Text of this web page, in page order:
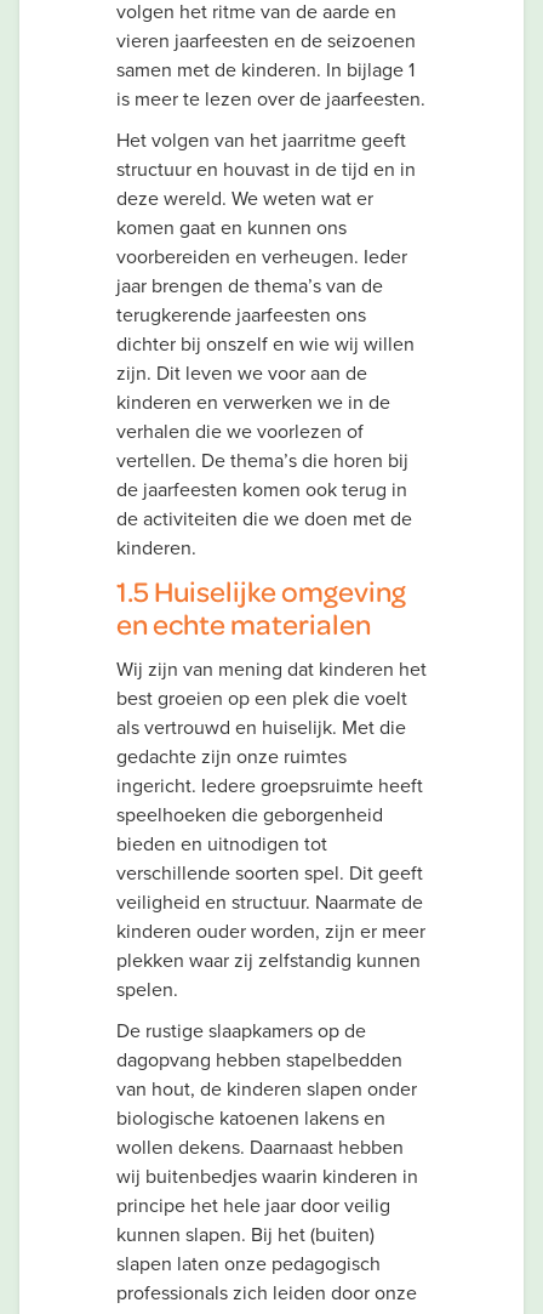
volgen het ritme van de aarde en
vieren jaarfeesten en de seizoenen
samen met de kinderen. In bijlage 1
is meer te lezen over de jaarfeesten.
Het volgen van het jaarritme geeft
structuur en houvast in de tijd en in
deze wereld. We weten wat er
komen gaat en kunnen ons
voorbereiden en verheugen. Ieder
jaar brengen de thema’s van de
terugkerende jaarfeesten ons
dichter bij onszelf en wie wij willen
zijn. Dit leven we voor aan de
kinderen en verwerken we in de
verhalen die we voorlezen of
vertellen. De thema’s die horen bij
de jaarfeesten komen ook terug in
de activiteiten die we doen met de
kinderen.
1.5 Huiselijke omgeving
en echte materialen
Wij zijn van mening dat kinderen het
best groeien op een plek die voelt
als vertrouwd en huiselijk. Met die
gedachte zijn onze ruimtes
ingericht. Iedere groepsruimte heeft
speelhoeken die geborgenheid
bieden en uitnodigen tot
verschillende soorten spel. Dit geeft
veiligheid en structuur. Naarmate de
kinderen ouder worden, zijn er meer
plekken waar zij zelfstandig kunnen
spelen.
De rustige slaapkamers op de
dagopvang hebben stapelbedden
van hout, de kinderen slapen onder
biologische katoenen lakens en
wollen dekens. Daarnaast hebben
wij buitenbedjes waarin kinderen in
principe het hele jaar door veilig
kunnen slapen. Bij het (buiten)
slapen laten onze pedagogisch
professionals zich leiden door onze